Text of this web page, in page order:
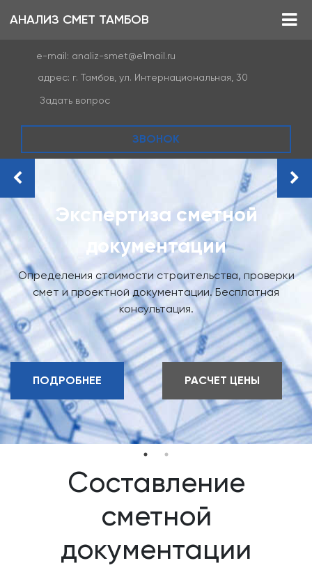
АНАЛИЗ СМЕТ ТАМБОВ
e-mail: analiz-smet@e1mail.ru
адрес: г. Тамбов, ул. Интернациональная, 30
Задать вопрос
ЗВОНОК
Экспертиза сметной
документации
Определения стоимости строительства, проверки
смет и проектной документации. Бесплатная
консультация.
ПОДРОБНЕЕ РАСЧЕТ ЦЕНЫ
Составление
сметной
документации